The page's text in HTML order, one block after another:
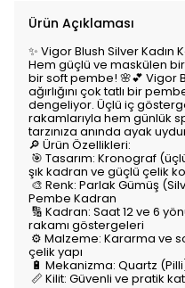
Ürün Açıklaması
✨ Vigor Blush Silver Kadın
Hem güçlü ve maskülen
bir soft pembe! 🌸💕 Vigor
ağırlığını çok tatlı bir
dengeliyor. Üçlü iç
rakamlarıyla hem günlük
tarzınıza anında ayak
🔎 Ürün Özellikleri:
🎯 Tasarım: Kronograf
şık kadran ve güçlü çelik
🎨 Renk: Parlak Gümüş
Pembe Kadran
🔢 Kadran: Saat 12 ve 6
rakamı göstergeleri
⚙️ Malzeme: Kararma ve
çelik yapı
🔋 Mekanizma: Quartz
📏 Kilit: Güvenli ve pratik